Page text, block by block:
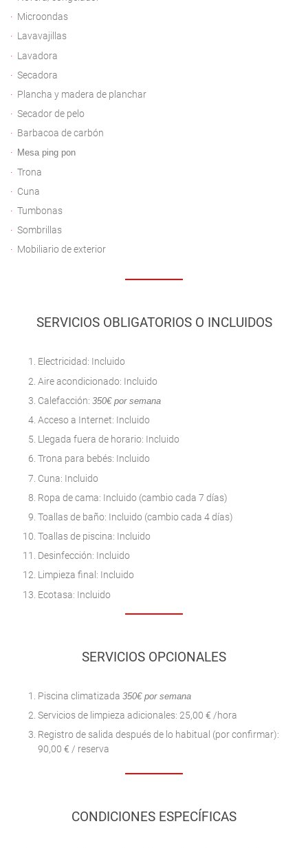
Microondas
Lavavajillas
Lavadora
Secadora
Plancha y madera de planchar
Secador de pelo
Barbacoa de carbón
Mesa ping pon
Trona
Cuna
Tumbonas
Sombrillas
Mobiliario de exterior
SERVICIOS OBLIGATORIOS O INCLUIDOS
Electricidad: Incluido
Aire acondicionado: Incluido
Calefacción: 350€ por semana
Acceso a Internet: Incluido
Llegada fuera de horario: Incluido
Trona para bebés: Incluido
Cuna: Incluido
Ropa de cama: Incluido (cambio cada 7 días)
Toallas de baño: Incluido (cambio cada 4 días)
Toallas de piscina: Incluido
Desinfección: Incluido
Limpieza final: Incluido
Ecotasa: Incluido
SERVICIOS OPCIONALES
Piscina climatizada 350€ por semana
Servicios de limpieza adicionales: 25,00 € /hora
Registro de salida después de lo habitual (por confirmar):
90,00 € / reserva
CONDICIONES ESPECÍFICAS